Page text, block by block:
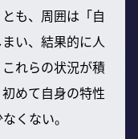
も、周囲は「自
い、結果的に人
れらの状況が積
めて自身の特性
くない。